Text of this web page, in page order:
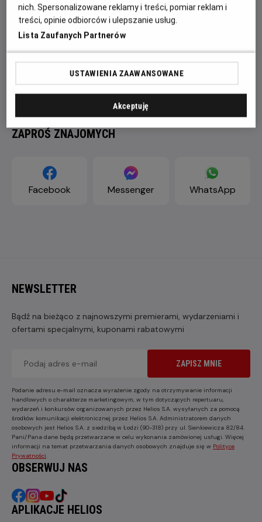
ZAPROŚ ZNAJOMYCH
Facebook Messenger WhatsApp
NEWSLETTER
Bądź na bieżąco z najnowszymi premierami, wydarzeniami i
ofertami specjalnymi, kuponami rabatowymi
ZAPISZ MNIE
Podanie adresu e-mail oznacza wyrażenie zgody na otrzymywanie informacji
handlowych o charakterze marketingowym, w tym dotyczących repertuaru,
wydarzeń i konkursów organizowanych przez Helios S.A. wysyłanych za pomocą
środków komunikacji elektronicznej przez Helios S.A. Administratorem danych
osobowych jest Helios S.A. z siedzibą w Łodzi (90-318) przy ul. Sienkiewicza 82/84.
Pani/Pana dane będą przetwarzane w celu wykonania zamówionej usługi. Więcej
informacji na temat przetwarzania danych osobowych znajduje się w Polityce
Prywatności
OBSERWUJ NAS
APLIKACJE HELIOS
nich. Spersonalizowane reklamy i treści, pomiar reklam i
treści, opinie odbiorców i ulepszanie usług.
Lista Zaufanych Partnerów
USTAWIENIA ZAAWANSOWANE
Akceptuję